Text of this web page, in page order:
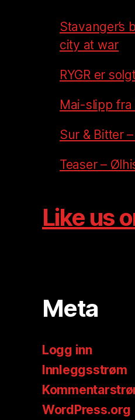
Stavanger’s
city at war
RYGR er solgt
Mai-slipp fra
Sur & Bitter
Teaser –
Like us
Meta
Logg inn
Innleggsstrøm
WordPress.org